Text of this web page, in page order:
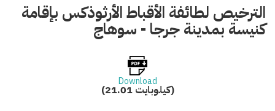
الترخيص لطائفة الأقباط الأرثوذكس بإقامة
كنيسة بمدينة جرجا - سوهاج
Download
(21.01 كيلوبايت)